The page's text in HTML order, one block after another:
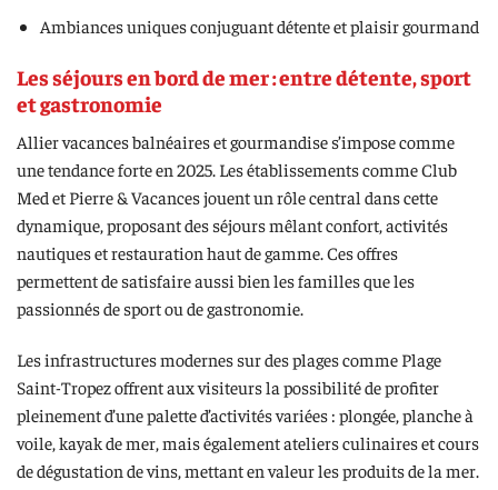
Ambiances uniques conjuguant détente et plaisir gourmand
Les séjours en bord de mer : entre détente, sport
et gastronomie
Allier vacances balnéaires et gourmandise s’impose comme
une tendance forte en 2025. Les établissements comme Club
Med et Pierre & Vacances jouent un rôle central dans cette
dynamique, proposant des séjours mêlant confort, activités
nautiques et restauration haut de gamme. Ces offres
permettent de satisfaire aussi bien les familles que les
passionnés de sport ou de gastronomie.
Les infrastructures modernes sur des plages comme Plage
Saint-Tropez offrent aux visiteurs la possibilité de profiter
pleinement d’une palette d’activités variées : plongée, planche à
voile, kayak de mer, mais également ateliers culinaires et cours
de dégustation de vins, mettant en valeur les produits de la mer.